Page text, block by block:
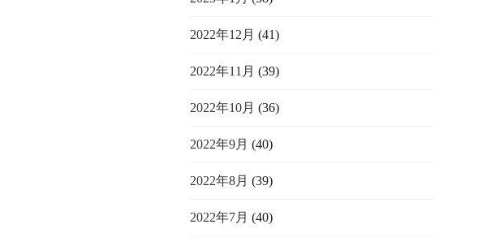
2022年12月 (41)
2022年11月 (39)
2022年10月 (36)
2022年9月 (40)
2022年8月 (39)
2022年7月 (40)